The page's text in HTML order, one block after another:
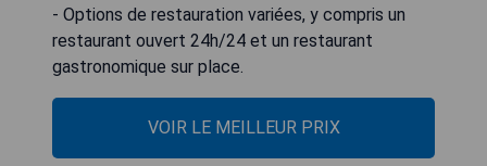
- Options de restauration variées, y compris un
restaurant ouvert 24h/24 et un restaurant
gastronomique sur place.
VOIR LE MEILLEUR PRIX